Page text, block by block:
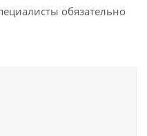
обязательно